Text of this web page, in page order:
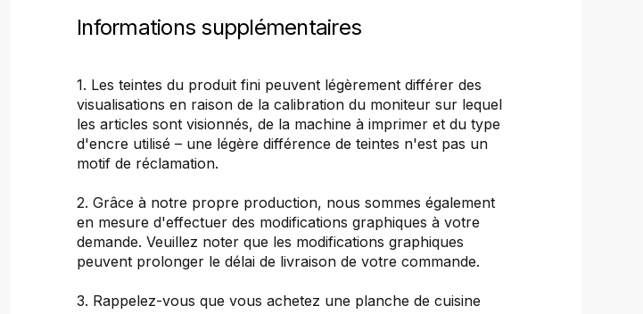
Informations supplémentaires
1. Les teintes du produit fini peuvent légèrement différer des
visualisations en raison de la calibration du moniteur sur lequel
les articles sont visionnés, de la machine à imprimer et du type
d'encre utilisé – une légère différence de teintes n'est pas un
motif de réclamation.
2. Grâce à notre propre production, nous sommes également
en mesure d'effectuer des modifications graphiques à votre
demande. Veuillez noter que les modifications graphiques
peuvent prolonger le délai de livraison de votre commande.
3. Rappelez-vous que vous achetez une planche de cuisine